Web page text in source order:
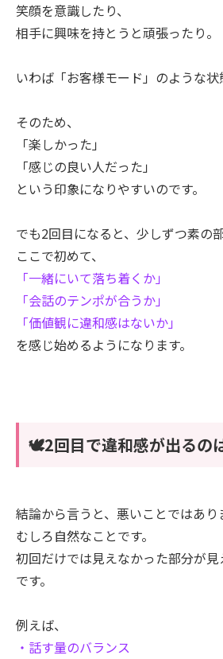
笑顔を意識したり、
相手に興味を持とうと頑張ったり。
いわば「お客様モード」のような状
そのため、
「楽しかった」
「感じの良い人だった」
という印象になりやすいのです。
でも2回目になると、少しずつ素の
ここで初めて、
「一緒にいて落ち着くか」
「会話のテンポが合うか」
「価値観に違和感はないか」
を感じ始めるようになります。
🕊️2回目で違和感が出るの
結論から言うと、悪いことではあり
むしろ自然なことです。
初回だけでは見えなかった部分が
です。
例えば、
・話す量のバランス